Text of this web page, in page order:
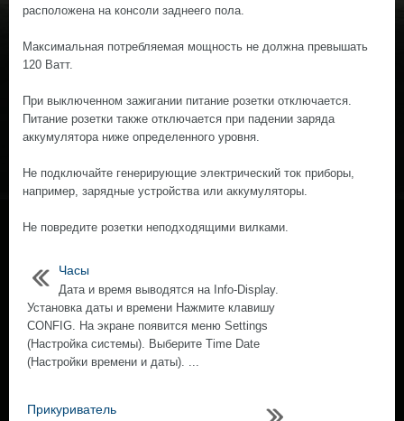
расположена на консоли заднeeго пола.
Максимальная потребляемая мощность не должна превышать
120 Ватт.
При выключенном зажигании питание розетки отключается.
Питание розетки также отключается при падении заряда
аккумулятора ниже определенного уровня.
Не подключайте генерирующие электрический ток приборы,
например, зарядные устройства или аккумуляторы.
Не повредите розетки неподходящими вилками.
Часы
Дата и время выводятся на Info-Display.
Установка даты и времени Нажмите клавишу
CONFIG. На экране появится меню Settings
(Настройка системы). Выберите Time Date
(Настройки времени и даты). ...
Прикуриватель